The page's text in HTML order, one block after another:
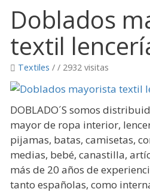
Doblados
textil
Textiles / / 2932 visitas
DOBLADO´S somos
mayor de ropa interior,
pijamas, batas, camisetas,
medias, bebé, canastilla,
más de 20 años de
tanto españolas, como